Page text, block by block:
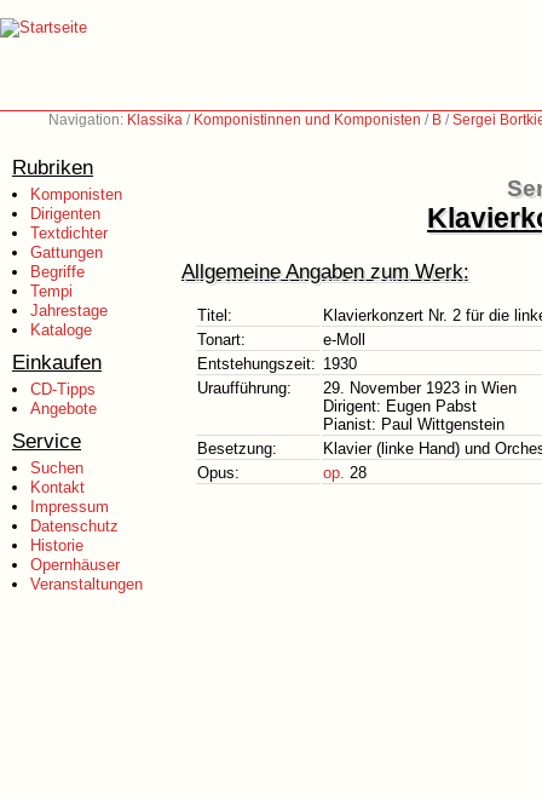
Navigation: Klassika / Komponistinnen und Komponisten / B /Sergei
Rubriken
Komponisten
Dirigenten
Textdichter
Gattungen
Begriffe
Tempi
Jahrestage
Kataloge
Einkaufen
CD-Tipps
Angebote
Service
Suchen
Kontakt
Impressum
Datenschutz
Historie
Opernhäuser
Veranstaltungen
Allgemeine Angaben zum Werk:
Titel:
Klavierkonzert Nr. 2 für die
Tonart:
e-Moll
Entstehungszeit: 1930
Uraufführung:
29. November 1923 in Wien
Dirigent: Eugen Pabst
Pianist: Paul Wittgenstein
Besetzung:
Klavier (linke Hand) und
Opus:
op. 28